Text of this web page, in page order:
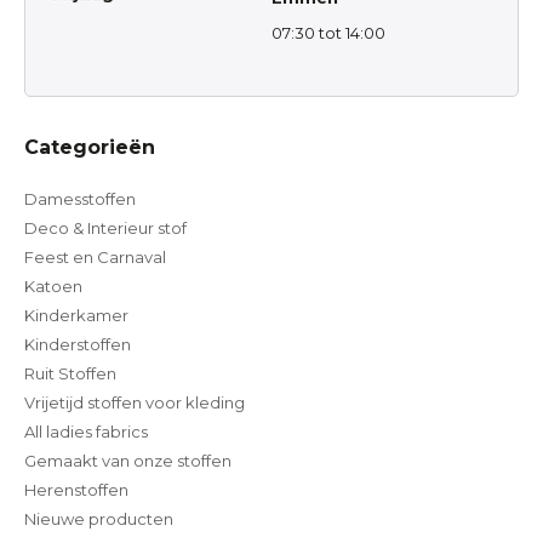
07:30 tot 14:00
Categorieën
Damesstoffen
Deco & Interieur stof
Feest en Carnaval
Katoen
Kinderkamer
Kinderstoffen
Ruit Stoffen
Vrijetijd stoffen voor kleding
All ladies fabrics
Gemaakt van onze stoffen
Herenstoffen
Nieuwe producten